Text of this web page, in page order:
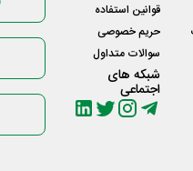
قوانین استفاده
حریم خصوصی
سوالات متداول
شبکه های
اجتماعی